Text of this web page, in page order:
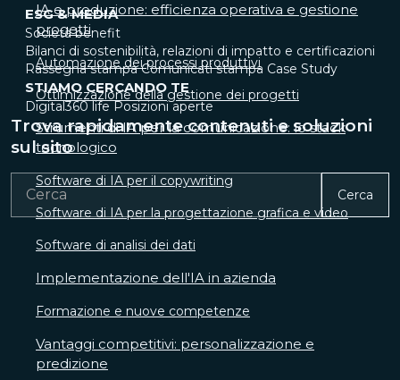
ESG & MEDIA
Società benefit
Bilanci di sostenibilità, relazioni di impatto e certificazioni
Rassegna stampa Comunicati stampa Case Study
STIAMO CERCANDO TE
Digital360 life Posizioni aperte
Trova rapidamente contenuti e soluzioni
sul sito
Cerca
IA e produzione: efficienza operativa e gestione
progetti
Automazione dei processi produttivi
Ottimizzazione della gestione dei progetti
Strumenti di IA per la comunicazione: lo stack
tecnologico
Software di IA per il copywriting
Software di IA per la progettazione grafica e video
Software di analisi dei dati
Implementazione dell'IA in azienda
Formazione e nuove competenze
Vantaggi competitivi: personalizzazione e
predizione